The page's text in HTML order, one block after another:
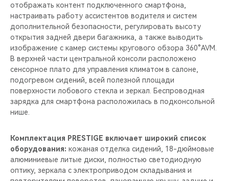
отображать контент подключенного смартфона,
настраивать работу ассистентов водителя и систем
дополнительной безопасности, регулировать высоту
открытия задней двери багажника, а также выводить
изображение с камер системы кругового обзора 360°AVM.
В верхней части центральной консоли расположено
сенсорное плато для управления климатом в салоне,
подогревом сидений, всей полезной площади
поверхности лобового стекла и зеркал. Беспроводная
зарядка для смартфона расположилась в подконсольной
нише.
Комплектация PRESTIGE включает широкий список
оборудования: кожаная отделка сидений, 18-дюймовые
алюминиевые литые диски, полностью светодиодную
оптику, зеркала с электроприводом складывания и